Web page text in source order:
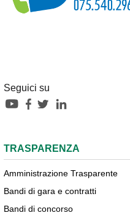
Seguici su
TRASPARENZA
Amministrazione Trasparente
Bandi di gara e contratti
Bandi di concorso